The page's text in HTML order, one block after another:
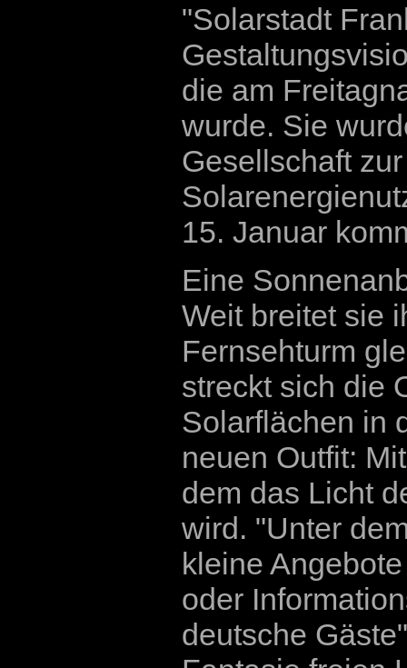
"Solarstadt
die am
wurde. Sie
Gesellschaft
15. Januar
Eine
Weit breitet sie
Fernsehturm
streckt sich die
Solarflächen in
neuen Outfit:
dem das Licht
wird. "Unter
kleine
oder
deutsche